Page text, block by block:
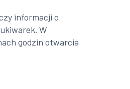
informacji o
W
godzin otwarcia